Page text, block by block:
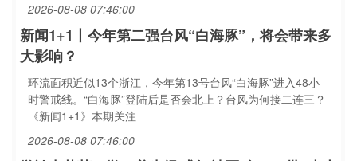
2026-08-08 07:46:00
新闻1+1丨今年第二强台风“白海豚”，将会带来多
大影响？
环流面积近似13个浙江，今年第13号台风“白海豚”进入48小
时警戒线。“白海豚”登陆后是否会北上？台风为何接二连三？
《新闻1+1》本期关注
2026-08-08 07:46:00